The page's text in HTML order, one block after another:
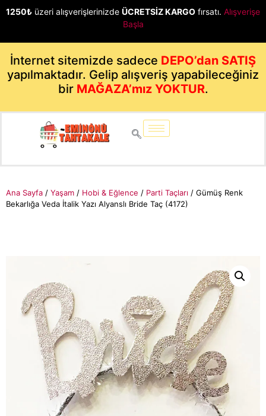
1250₺ üzeri alışverişlerinizde ÜCRETSİZ KARGO fırsatı. Alışverişe
Başla
İnternet sitemizde sadece DEPO’dan SATIŞ
yapılmaktadır. Gelip alışveriş yapabileceğiniz
bir MAĞAZA’mız YOKTUR.
Ana Sayfa / Yaşam / Hobi & Eğlence / Parti Taçları / Gümüş Renk
Bekarlığa Veda İtalik Yazı Alyanslı Bride Taç (4172)